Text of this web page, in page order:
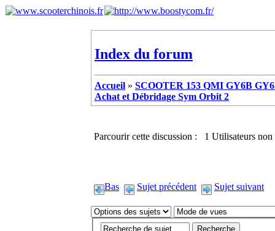
Index du forum
Accueil » SCOOTER 153 QMI GY6B
Achat et Débridage Sym Orbit 2
Parcourir cette discussion : 1 Utilisateurs non
Bas Sujet précédent Sujet suivant